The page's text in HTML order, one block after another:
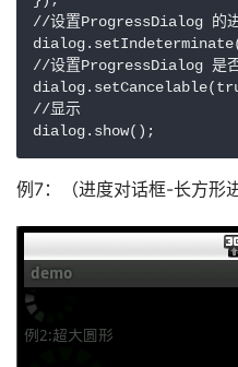
//设置ProgressDialog 的进
//设置ProgressDialog 是否
//显示
dialog.show();
例7：（进度对话框-长方形